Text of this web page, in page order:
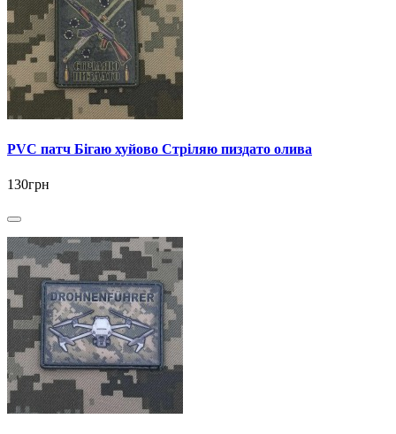
PVC патч Бігаю хуйово Стріляю пиздато олива
130грн